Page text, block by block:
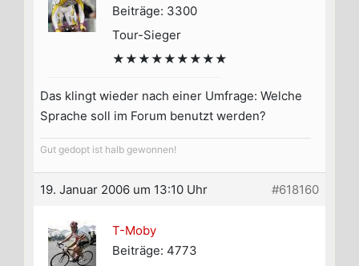
Beiträge: 3300
Tour-Sieger
★★★★★★★★★
Das klingt wieder nach einer Umfrage: Welche
Sprache soll im Forum benutzt werden?
Gut gedopt ist halb gewonnen!
19. Januar 2006 um 13:10 Uhr #618160
T-Moby
Beiträge: 4773